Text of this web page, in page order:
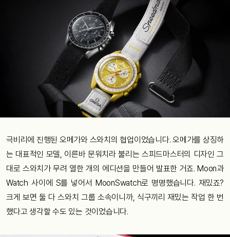
극비리에 진행된 오메가와 스와치의 협업이었습니다. 오메가를 상징하
는 대표적인 모델, 이른바 문워치라 불리는 스피드마스터의 디자인 그
대로 스와치가 무려 열한 개의 에디션을 만들어 발표한 거죠. Moon과
Watch 사이에 S를 넣어서 MoonSwatch로 명명했습니다. 재밌죠?
크게 보면 둘 다 스와치 그룹 소속이니까, 식구끼리 재밌는 작업 한 번
했다고 생각할 수도 있는 것이었습니다.